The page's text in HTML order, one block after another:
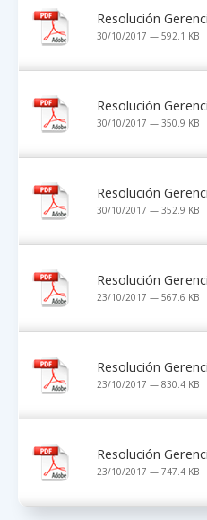
Resolución
30/10/2017 — 592.1 KB
Resolución
30/10/2017 — 350.9 KB
Resolución
30/10/2017 — 352.9 KB
Resolución
23/10/2017 — 567.6 KB
Resolución
23/10/2017 — 830.4 KB
Resolución
23/10/2017 — 747.4 KB